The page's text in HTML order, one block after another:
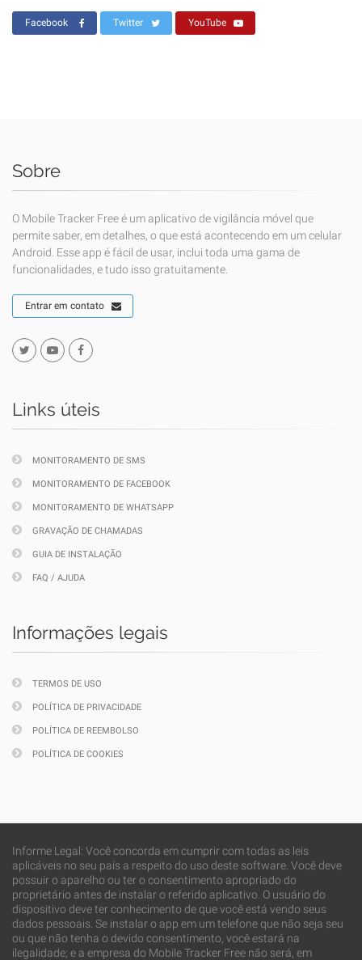
Facebook Twitter YouTube
Sobre
O Mobile Tracker Free é um aplicativo de vigilância móvel que
permite saber, em detalhes, o que está acontecendo em um celular
Android. Esse app é fácil de usar, inclui toda uma gama de
funcionalidades, e tudo isso gratuitamente.
Entrar em contato
Links úteis
MONITORAMENTO DE SMS
MONITORAMENTO DE FACEBOOK
MONITORAMENTO DE WHATSAPP
GRAVAÇÃO DE CHAMADAS
GUIA DE INSTALAÇÃO
FAQ / AJUDA
Informações legais
TERMOS DE USO
POLÍTICA DE PRIVACIDADE
POLÍTICA DE REEMBOLSO
POLÍTICA DE COOKIES
Informe Legal: Você concorda em cumprir com todas as leis
aplicáveis no seu país a respeito do uso deste software. Você deve
possuir o aparelho ou ter o consentimento apropriado do
proprietário antes de instalar o referido aplicativo. O usuário do
dispositivo deve ter conhecimento de que você está vendo seus
dados pessoais. Se instalar o app em um telefone que não seja seu
ou que não tenha o devido consentimento, você estará na
ilegalidade; e a empresa do Mobile Tracker Free não será, em